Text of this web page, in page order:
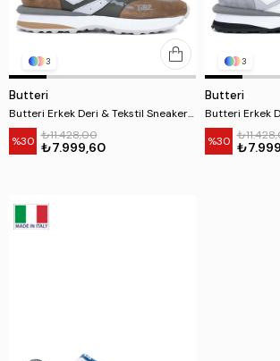
3
Butteri
Butteri Erkek Deri & Tekstil Sneakers & Spor Ayakkabı
%30 ₺7.999,60
₺11.428,00
3
Butteri
%30